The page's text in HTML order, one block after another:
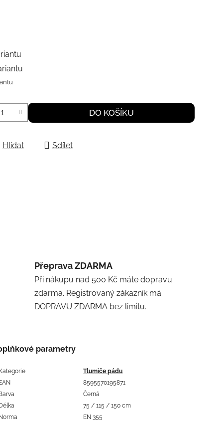
DO KOŠÍKU
Hlídat Sdílet
Přeprava ZDARMA
Při nákupu nad 500 Kč máte dopravu
zdarma. Registrovaný zákazník má
DOPRAVU ZDARMA bez limitu.
parametry
Tlumiče pádu
8595570195871
Černá
75 / 115 / 150 cm
EN 355